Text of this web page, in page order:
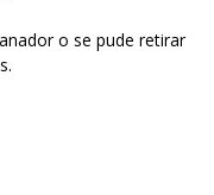
o se pude retirar